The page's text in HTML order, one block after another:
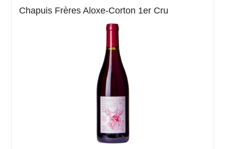
Chapuis Frères Aloxe-Corton 1er Cru